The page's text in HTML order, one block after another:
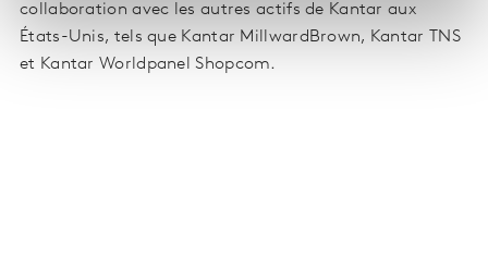
collaboration avec les autres actifs de Kantar aux
États-Unis, tels que Kantar MillwardBrown, Kantar TNS
et Kantar Worldpanel Shopcom.